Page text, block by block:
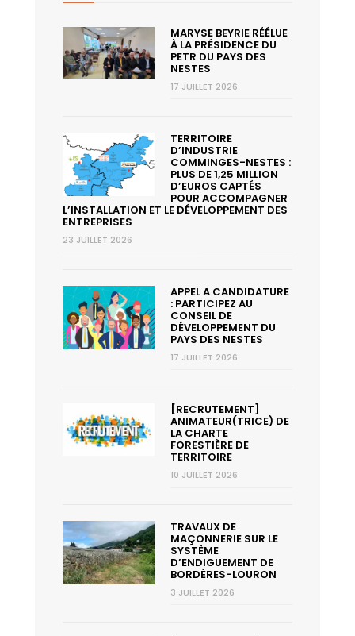
MARYSE BEYRIE RÉÉLUE
À LA PRÉSIDENCE DU
PETR DU PAYS DES
NESTES
17 JUILLET 2026
TERRITOIRE
D’INDUSTRIE
COMMINGES-NESTES :
PLUS DE 1,25 MILLION
D’EUROS CAPTÉS
POUR ACCOMPAGNER
L’INSTALLATION ET LE DÉVELOPPEMENT DES
ENTREPRISES
23 JUILLET 2026
APPEL A CANDIDATURE
: PARTICIPEZ AU
CONSEIL DE
DÉVELOPPEMENT DU
PAYS DES NESTES
17 JUILLET 2026
[RECRUTEMENT]
ANIMATEUR(TRICE) DE
LA CHARTE
FORESTIÈRE DE
TERRITOIRE
10 JUILLET 2026
TRAVAUX DE
MAÇONNERIE SUR LE
SYSTÈME
D’ENDIGUEMENT DE
BORDÈRES-LOURON
3 JUILLET 2026